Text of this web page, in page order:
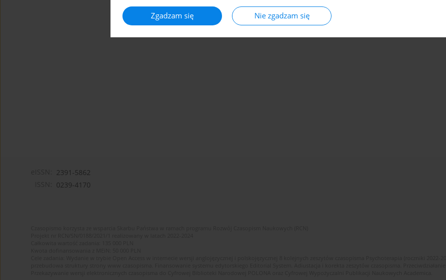
Zgadzam się Nie zgadzam się
2391-5862
0239-4170